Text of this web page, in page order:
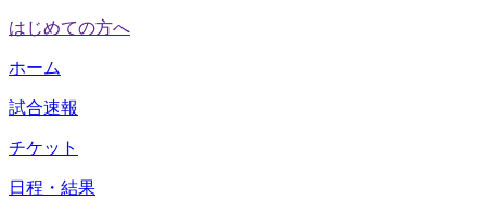
はじめての方へ
ホーム
試合速報
チケット
日程・結果